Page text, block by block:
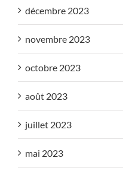
décembre 2023
novembre 2023
octobre 2023
août 2023
juillet 2023
mai 2023